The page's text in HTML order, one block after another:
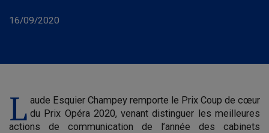
16/09/2020
L aude Esquier Champey remporte le Prix Coup de cœur
du Prix Opéra 2020, venant distinguer les meilleures
actions de communication de l’année des cabinets